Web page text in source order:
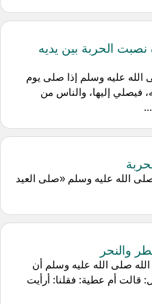
الحربة بين يديه
عليه وسلم إذا صلى يوم
فيصلي إليها، والناس من
الله عليه وسلم «صلى العيد
والنحر
صلى الله عليه وسلم أن
قالت أم عطية: فقلنا: أرأيت